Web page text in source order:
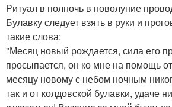
Ритуал в полночь в новолуние
Булавку следует взять в руки и
такие слова:
"Месяц новый рождается, сила его
просыпается, он ко мне на помощь
месяцу новому с небом ночным
так и от колдовской булавки, удаче